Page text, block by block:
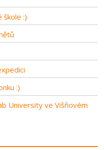
škole :)
:)
University ve Višňovém